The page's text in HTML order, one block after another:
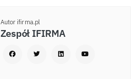
Autor ifirma.pl
Zespół IFIRMA